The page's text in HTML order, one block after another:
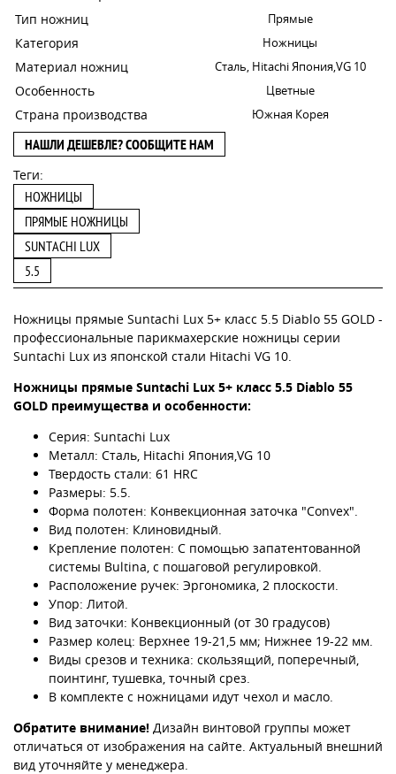
Тип ножниц Прямые
Категория Ножницы
Материал ножниц Сталь, Hitachi Япония,VG 10
Особенность Цветные
Страна производства Южная Корея
НАШЛИ ДЕШЕВЛЕ? СООБЩИТЕ НАМ
Теги:
НОЖНИЦЫ
ПРЯМЫЕ НОЖНИЦЫ
SUNTACHI LUX
5.5
Ножницы прямые Suntachi Lux 5+ класс 5.5 Diablo 55 GOLD -
профессиональные парикмахерские ножницы серии
Suntachi Lux из японской стали Hitachi VG 10.
Ножницы прямые Suntachi Lux 5+ класс 5.5 Diablo 55
GOLD преимущества и особенности:
Серия: Suntachi Lux
Металл: Сталь, Hitachi Япония,VG 10
Твердость стали: 61 HRC
Размеры: 5.5.
Форма полотен: Конвекционная заточка "Convex".
Вид полотен: Клиновидный.
Крепление полотен: С помощью запатентованной
системы Bultina, с пошаговой регулировкой.
Расположение ручек: Эргономика, 2 плоскости.
Упор: Литой.
Вид заточки: Конвекционный (от 30 градусов)
Размер колец: Верхнее 19-21,5 мм; Нижнее 19-22 мм.
Виды срезов и техника: скользящий, поперечный,
поинтинг, тушевка, точный срез.
В комплекте с ножницами идут чехол и масло.
Обратите внимание! Дизайн винтовой группы может
отличаться от изображения на сайте. Актуальный внешний
вид уточняйте у менеджера.